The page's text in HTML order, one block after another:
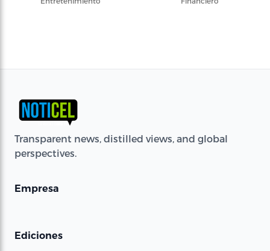
Transparent news, distilled views, and global
perspectives.
Empresa
Ediciones